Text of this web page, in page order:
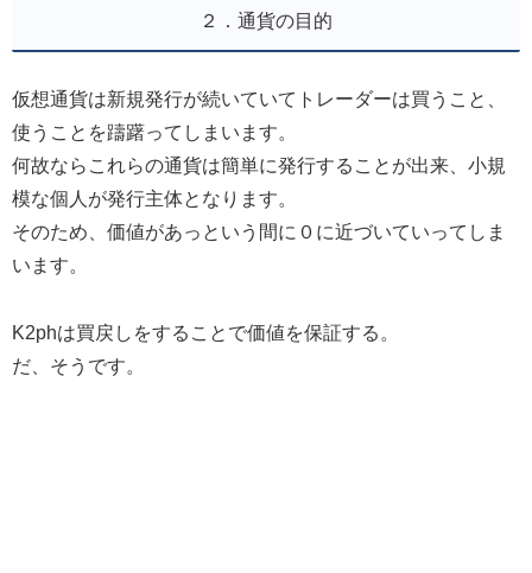
２．通貨の目的
仮想通貨は新規発行が続いていてトレーダーは買うこと、
使うことを躊躇ってしまいます。
何故ならこれらの通貨は簡単に発行することが出来、小規
模な個人が発行主体となります。
そのため、価値があっという間に０に近づいていってしま
います。
K2phは買戻しをすることで価値を保証する。
だ、そうです。